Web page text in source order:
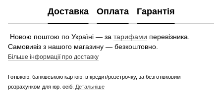
Доставка Оплата Гарантія
Новою поштою по Україні — за тарифами перевізника.
Самовивіз з нашого магазину — безкоштовно.
Більше інформації про доставку
Готівкою, банківською картою, в кредит/розстрочку, за безготівковим
розрахунком для юр. осіб. Детальніше